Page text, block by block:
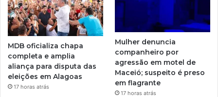
MDB oficializa chapa
completa e amplia
aliança para disputa das
eleições em Alagoas
17 horas atrás
Mulher denuncia
companheiro por
agressão em motel de
Maceió; suspeito é preso
em flagrante
17 horas atrás